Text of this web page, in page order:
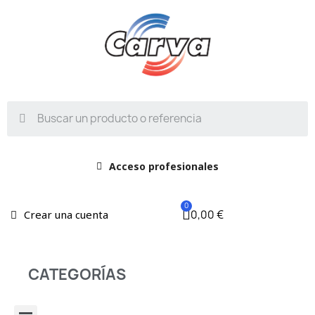
Acceso profesionales
Crear una cuenta 0,00 €
CATEGORÍAS